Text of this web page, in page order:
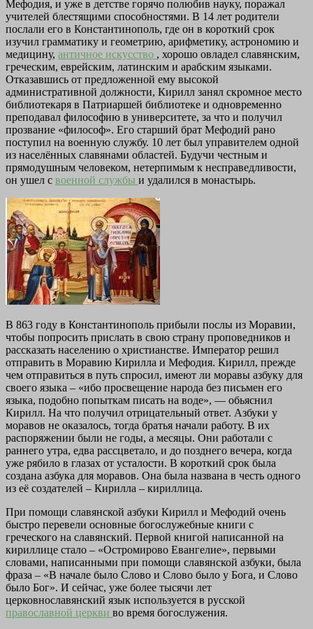
Мефодия, и уже в детстве горячо полюбив науку, поражал
учителей блестящими способностями. В 14 лет родители
послали его в Константинополь, где он в короткий срок
изучил грамматику и геометрию, арифметику, астрономию и
медицину, античное искусство , хорошо овладел славянским,
греческим, еврейским, латинским и арабским языками.
Отказавшись от предложенной ему высокой
административной должности, Кирилл занял скромное место
библиотекаря в Патриаршей библиотеке и одновременно
преподавал философию в университете, за что и получил
прозвание «философ». Его старший брат Мефодий рано
поступил на военную службу. 10 лет был управителем одной
из населённых славянами областей. Будучи честным и
прямодушным человеком, нетерпимым к несправедливости,
он ушел с военной службы и удалился в монастырь.
В 863 году в Константинополь прибыли послы из Моравии,
чтобы попросить прислать в свою страну проповедников и
рассказать населению о христианстве. Император решил
отправить в Моравию Кирилла и Мефодия. Кирилл, прежде
чем отправиться в путь спросил, имеют ли моравы азбуку для
своего языка – «ибо просвещение народа без письмен его
языка, подобно попыткам писать на воде», — обьяснил
Кирилл. На что получил отрицательный ответ. Азбуки у
моравов не оказалось, тогда братья начали работу. В их
распоряжении были не годы, а месяцы. Они работали с
раннего утра, едва рассцветало, и до позднего вечера, когда
уже рябило в глазах от усталости. В короткий срок была
создана азбука для моравов. Она была названа в честь одного
из её создателей – Кирилла – кириллица.
При помощи славянской азбуки Кирилл и Мефодий очень
быстро перевели основные богослужебные книги с
греческого на славянский. Первой книгой написанной на
кириллице стало – «Остромирово Евангелие», первыми
словами, написанными при помощи славянской азбуки, была
фраза – «В начале было Слово и Слово было у Бога, и Слово
было Бог». И сейчас, уже более тысячи лет
церковнославянский язык используется в русской
православной церкви во время богослужения.